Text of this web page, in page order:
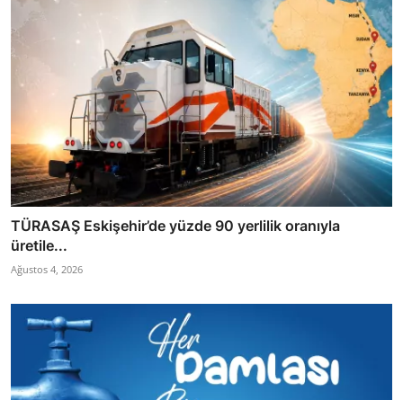
TÜRASAŞ Eskişehir’de yüzde 90 yerlilik oranıyla
üretile...
Ağustos 4, 2026